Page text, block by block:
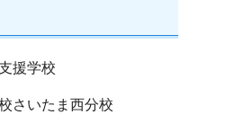
援学校
さいたま西分校